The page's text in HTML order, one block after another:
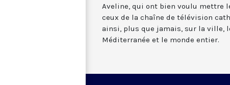
Aveline, qui ont bien voulu mettre
ceux de la chaîne de télévision
ainsi, plus que jamais, sur la ville,
Méditerranée et le monde entier.